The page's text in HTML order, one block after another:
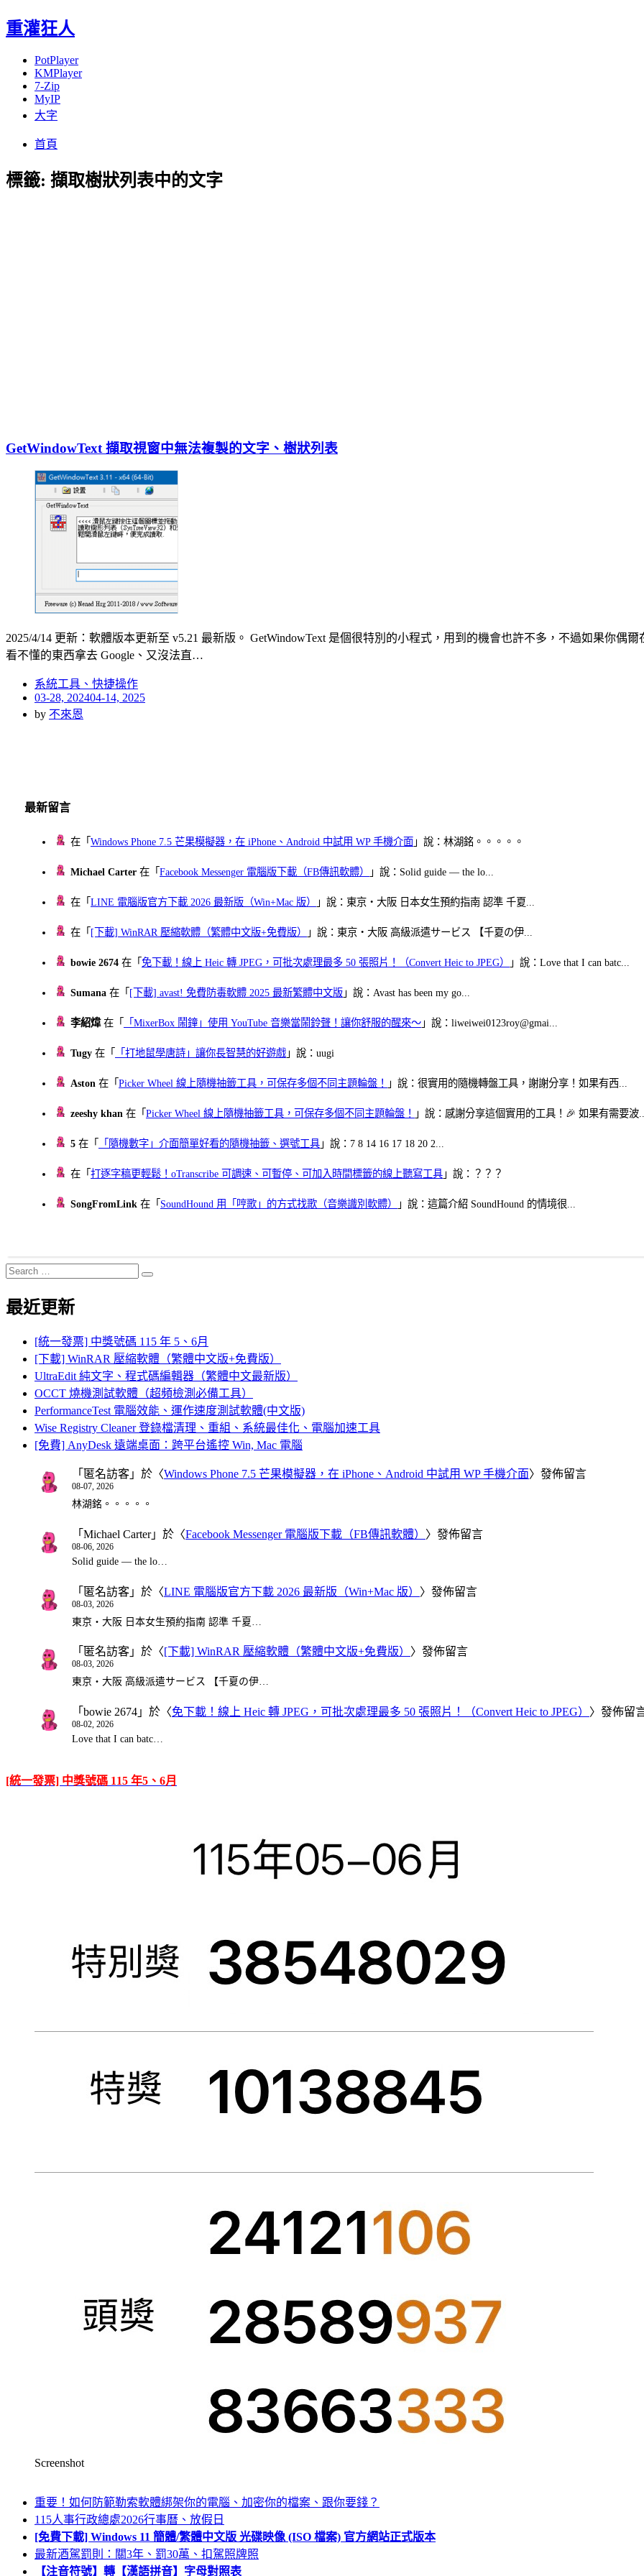
重灌狂人
PotPlayer
KMPlayer
7-Zip
MyIP
大字
首頁
標籤: 擷取樹狀列表中的文字
GetWindowText 擷取視窗中無法複製的文字、樹狀列表
2025/4/14 更新：軟體版本更新至 v5.21 最新版。 GetWindowText 是個很特別的小程式，用到的機會也許不多，不過如果你偶
看不懂的東西拿去 Google、又沒法直…
系統工具、快捷操作
Posted
on
03-28, 202404-14, 2025
by 不來恩
最新留言
在「Windows Phone 7.5 芒果模擬器，在 iPhone、Android 中試用 WP 手機介面 」說：林湖銘。。。。。
Michael Carter 在「Facebook Messenger 電腦版下載（FB傳訊軟體） 」說：Solid guide — the lo...
在「LINE 電腦版官方下載 2026 最新版（Win+Mac 版） 」說：東京・大阪 日本女生預約指南 認準 千夏...
在「 [下載] WinRAR 壓縮軟體（繁體中文版+免費版） 」說：東京・大阪 高級派遣サービス 【千夏の伊...
bowie 2674 在「免下載！線上 Heic 轉 JPEG，可批次處理最多 50 張照片！（Convert Heic to JPEG） 」說：Love that I can batc...
Sumana 在「 [下載] avast! 免費防毒軟體 2025 最新繁體中文版 」說：Avast has been my go...
李紹煒在「 「MixerBox 鬧鐘」使用 YouTube 音樂當鬧鈴聲！讓你舒服的醒來～ 」說：liweiwei0123roy@gmai...
Tugy 在「 「打地鼠學唐詩」讓你長智慧的好遊戲 」說：uugi
Aston 在「Picker Wheel 線上隨機抽籤工具，可保存多個不同主題輪盤！ 」說：很實用的隨機轉盤工具，謝謝分享！如果有西...
zeeshy khan 在「Picker Wheel 線上隨機抽籤工具，可保存多個不同主題輪盤！ 」說：感謝分享這個實用的工具！🎉 如果有需要波
5 在「 「隨機數字」介面簡單好看的隨機抽籤、選號工具 」說：7 8 14 16 17 18 20 2...
在「打逐字稿更輕鬆！oTranscribe 可調速、可暫停、可加入時間標籤的線上聽寫工具 」說：？？？
SongFromLink 在「 SoundHound 用「哼歌」的方式找歌（音樂識別軟體） 」說：這篇介紹 SoundHound 的情境很...
Search
for:
Search
最近更新
[統一發票] 中獎號碼 115 年 5、6月
[下載] WinRAR 壓縮軟體（繁體中文版+免費版）
UltraEdit 純文字、程式碼編輯器（繁體中文最新版）
OCCT 燒機測試軟體（超頻檢測必備工具）
PerformanceTest 電腦效能、運作速度測試軟體(中文版)
Wise Registry Cleaner 登錄檔清理、重組、系統最佳化、電腦加速工具
[免費] AnyDesk 遠端桌面：跨平台遙控 Win, Mac 電腦
「 匿名訪客 」於〈Windows Phone 7.5 芒果模擬器，在 iPhone、Android 中試用 WP 手機介面〉發佈留言
08-07, 2026
林湖銘。。。。。
「 Michael Carter」於〈Facebook Messenger 電腦版下載（FB傳訊軟體） 〉發佈留言
08-06, 2026
Solid guide — the lo…
「 匿名訪客 」於〈LINE 電腦版官方下載 2026 最新版（Win+Mac 版） 〉發佈留言
08-03, 2026
東京・大阪 日本女生預約指南 認準 千夏…
「 匿名訪客 」於〈[下載] WinRAR 壓縮軟體（繁體中文版+免費版） 〉發佈留言
08-03, 2026
東京・大阪 高級派遣サービス 【千夏の伊…
「 bowie 2674 」於〈免下載！線上 Heic 轉 JPEG，可批次處理最多 50 張照片！（Convert Heic to JPEG） 〉發佈留
08-02, 2026
Love that I can batc…
[統一發票] 中獎號碼 115 年5、6月
Screenshot
重要！如何防範勒索軟體綁架你的電腦、加密你的檔案、跟你要錢？
115人事行政總處2026行事曆、放假日
[免費下載] Windows 11 簡體/繁體中文版 光碟映像 (ISO 檔案) 官方網站正式版本
最新酒駕罰則：關3年、罰30萬、扣駕照牌照
【注音符號】轉【漢語拼音】字母對照表